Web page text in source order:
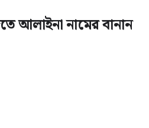
আলাইনা নামের বানান